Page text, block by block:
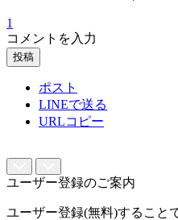
1
コメントを入力
投稿
ポスト
LINEで送る
URLコピー
ユーザー登録のご案内
ユーザー登録(無料)すること